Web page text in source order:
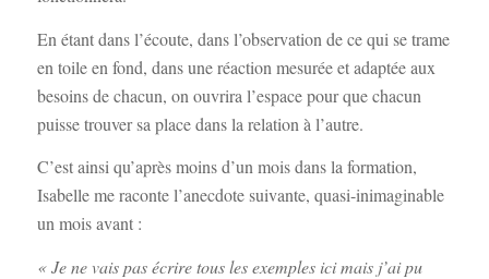
En étant dans l’écoute, dans l’observation de ce qui se trame
en toile en fond, dans une réaction mesurée et adaptée aux
besoins de chacun, on ouvrira l’espace pour que chacun
puisse trouver sa place dans la relation à l’autre.
C’est ainsi qu’après moins d’un mois dans la formation,
Isabelle me raconte l’anecdote suivante, quasi-inimaginable
un mois avant :
« Je ne vais pas écrire tous les exemples ici mais j’ai pu